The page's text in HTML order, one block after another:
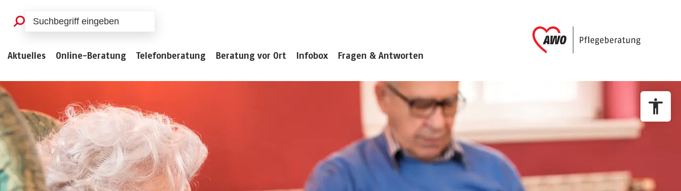
Aktuelles Online-Beratung Telefonberatung Beratung vor Ort Infobox Fragen & Antworten